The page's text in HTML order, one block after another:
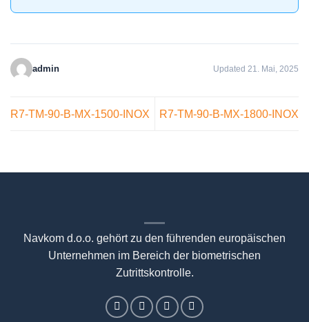
admin Updated 21. Mai, 2025
R7-TM-90-B-MX-1500-INOX R7-TM-90-B-MX-1800-INOX
Navkom d.o.o. gehört zu den führenden europäischen
Unternehmen im Bereich der biometrischen
Zutrittskontrolle.